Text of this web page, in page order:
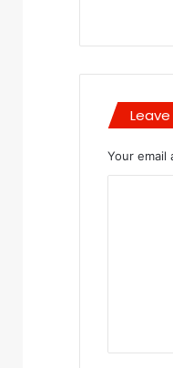
Your email
t